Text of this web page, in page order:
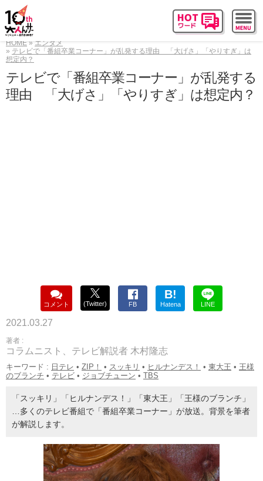
HOME
エンタメ
テレビで「番組卒業コーナー」が乱発する理由 「大げさ」「やりすぎ」は
想定内？
テレビで「番組卒業コーナー」が乱発する
理由 「大げさ」「やりすぎ」は想定内？
コメント (Twitter) FB
B!
Hatena LINE
2021.03.27
著者 :
コラムニスト、テレビ解説者 木村隆志
キーワード : 日テレ • ZIP！ • スッキリ • ヒルナンデス！ • 東大王 • 王様
のブランチ • テレビ • ジョブチューン • TBS
「スッキリ」「ヒルナンデス！」「東大王」「王様のブランチ」
…多くのテレビ番組で「番組卒業コーナー」が放送。背景を筆者
が解説します。